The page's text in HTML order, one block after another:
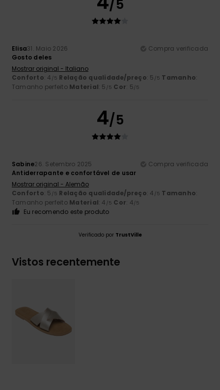
/5
Elisa31. Maio 2026
Compra verificada
Gosto deles
Mostrar original - Italiano
Conforto: 4 /5 Relação qualidade/preço: 5 /5 Tamanho:
Tamanho perfeito Material: 5 /5 Cor: 5/5
4/5
Sabine26. Setembro 2025
Compra verificada
Antiderrapante e confortável de usar
Mostrar original - Alemão
Conforto: 5 /5 Relação qualidade/preço: 4 /5 Tamanho:
Tamanho perfeito Material: 4 /5 Cor: 4/5
Eu recomendo este produto
Verificado por TrustVille
Vistos recentemente